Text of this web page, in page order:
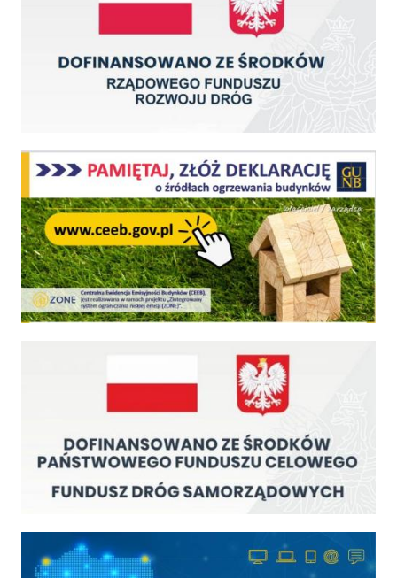
Centralna Ewidencja Emisyjności Budynków - z dniem 1 lipca 2021 r. obowiązkowe
Cyfrowa gmina